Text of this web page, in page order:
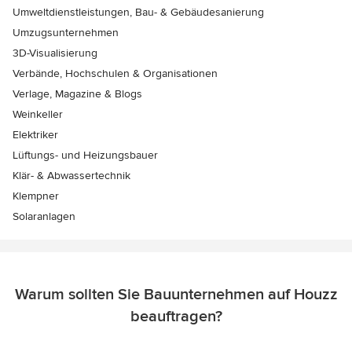
Umweltdienstleistungen, Bau- & Gebäudesanierung
Umzugsunternehmen
3D-Visualisierung
Verbände, Hochschulen & Organisationen
Verlage, Magazine & Blogs
Weinkeller
Elektriker
Lüftungs- und Heizungsbauer
Klär- & Abwassertechnik
Klempner
Solaranlagen
Warum sollten Sie Bauunternehmen auf Houzz
beauftragen?